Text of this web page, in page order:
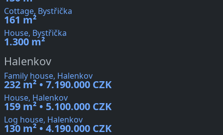
Cottage, Bystřička
161 m²
House, Bystřička
1.300 m²
Halenkov
Family house, Halenkov
232 m² • 7.190.000 CZK
House, Halenkov
159 m² • 5.100.000 CZK
Log house, Halenkov
130 m² • 4.190.000 CZK